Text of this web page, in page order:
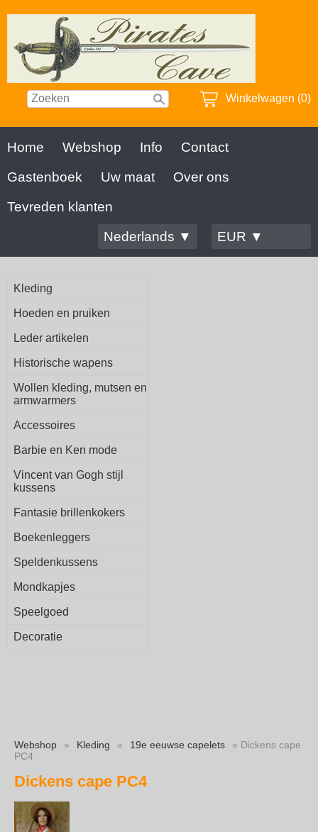
Winkelwagen (0)
Home Webshop Info
Contact
Gastenboek
Uw maat
Over ons
Tevreden klanten
Nederlands ▼
EUR ▼
Kleding
Hoeden en pruiken
Leder artikelen
Historische wapens
Wollen kleding, mutsen en
armwarmers
Accessoires
Barbie en Ken mode
Vincent van Gogh stijl
kussens
Fantasie brillenkokers
Boekenleggers
Speldenkussens
Mondkapjes
Speelgoed
Decoratie
Webshop » Kleding » 19e eeuwse capelets
» Dickens cape
PC4
Dickens cape PC4